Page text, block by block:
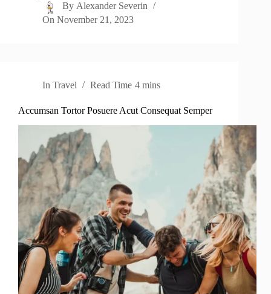
By Alexander Severin
On November 21, 2023
In Travel Read Time 4 mins
Accumsan Tortor Posuere Acut Consequat Semper